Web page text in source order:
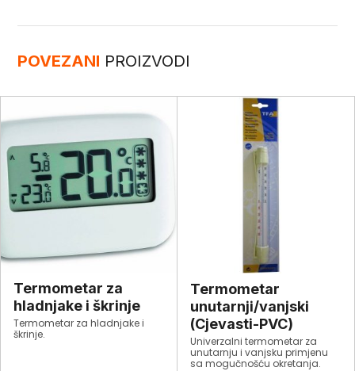
POVEZANI PROIZVODI
Termometar za
hladnjake i škrinje
Termometar za hladnjake i
škrinje.
Termometar
unutarnji/vanjski
(Cjevasti-PVC)
Univerzalni termometar za
unutarnju i vanjsku primjenu
sa mogučnošću okretanja.